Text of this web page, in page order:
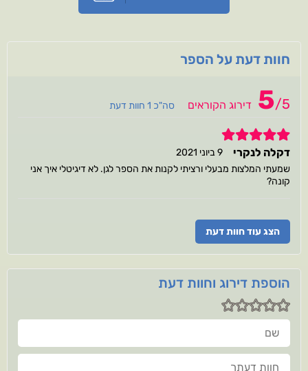
חוות דעת על הספר
5/5 דירוג הקוראים סה"כ 1 חוות דעת
5
דקלה לנקרי
9 ביוני 2021
שמעתי המלצות מבעלי ורציתי לקנות את הספר לגן. לא דיגיטלי איך אני
קונה?
הצג עוד חוות דעת
הוספת דירוג וחוות דעת
שם
חוות דעתך